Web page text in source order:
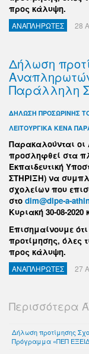
προς κάλυψη.
ΑΝΑΠΛΗΡΩΤΕΣ 28
Δήλωση
Παράλληλη
ΔΗΛΩΣΗ ΠΡΟΣΩΡΙΝΗΣ
ΛΕΙΤΟΥΡΓΙΚΑ ΚΕΝΑ
Παρακαλούνται οι
προσληφθεί στα
Εκπαιδευτική
ΣΤΗΡΙΞΗ) να
σχολείων που
στο dim@dipe-a-
Κυριακή 30-08-2020
Επισημαίνουμε
προτίμησης, όλες
προς κάλυψη.
ΑΝΑΠΛΗΡΩΤΕΣ 27
Περισσότερα
Δήλωση προτίμησης
Πρόγραμμα «ΠΕΠ